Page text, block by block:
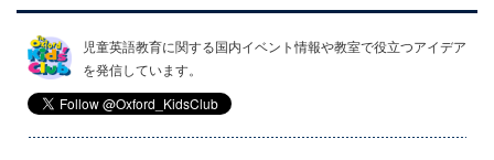
児童英語教育に関する国内イベント情報や教室で役立つアイデア
を発信しています。